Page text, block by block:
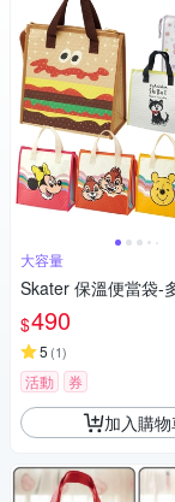
大容量
Skater 保溫便當袋-
$490
5 (1)
活動 券
加入購物